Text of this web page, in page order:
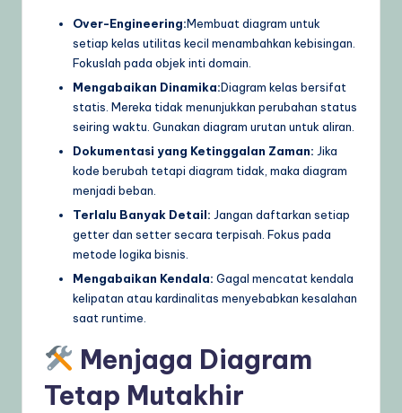
Over-Engineering:Membuat diagram untuk
setiap kelas utilitas kecil menambahkan kebisingan.
Fokuslah pada objek inti domain.
Mengabaikan Dinamika:Diagram kelas bersifat
statis. Mereka tidak menunjukkan perubahan status
seiring waktu. Gunakan diagram urutan untuk aliran.
Dokumentasi yang Ketinggalan Zaman: Jika
kode berubah tetapi diagram tidak, maka diagram
menjadi beban.
Terlalu Banyak Detail: Jangan daftarkan setiap
getter dan setter secara terpisah. Fokus pada
metode logika bisnis.
Mengabaikan Kendala: Gagal mencatat kendala
kelipatan atau kardinalitas menyebabkan kesalahan
saat runtime.
Menjaga Diagram
Tetap Mutakhir